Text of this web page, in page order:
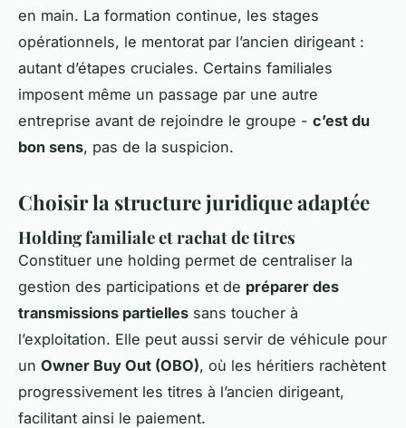
en main. La formation continue, les stages
opérationnels, le mentorat par l’ancien dirigeant :
autant d’étapes cruciales. Certains familiales
imposent même un passage par une autre
entreprise avant de rejoindre le groupe - c’est du
bon sens, pas de la suspicion.
Choisir la structure juridique adaptée
Holding familiale et rachat de titres
Constituer une holding permet de centraliser la
gestion des participations et de préparer des
transmissions partielles sans toucher à
l’exploitation. Elle peut aussi servir de véhicule pour
un Owner Buy Out (OBO), où les héritiers rachètent
progressivement les titres à l’ancien dirigeant,
facilitant ainsi le paiement.